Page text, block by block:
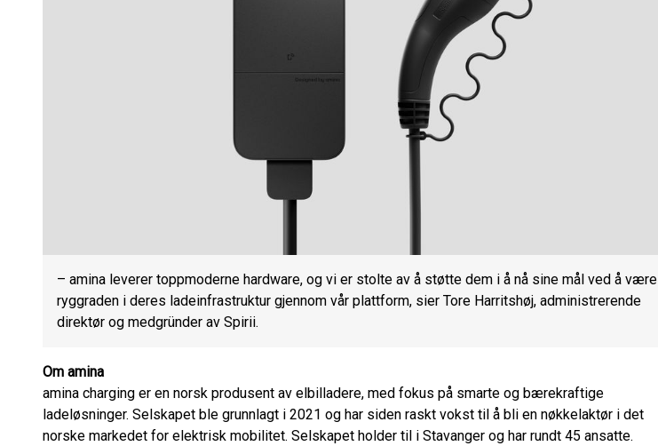
– amina leverer toppmoderne hardware, og vi er stolte av å støtte dem i å nå sine mål ved å være
ryggraden i deres ladeinfrastruktur gjennom vår plattform, sier Tore Harritshøj, administrerende
direktør og medgründer av Spirii.
Om amina
amina charging er en norsk produsent av elbilladere, med fokus på smarte og bærekraftige
ladeløsninger. Selskapet ble grunnlagt i 2021 og har siden raskt vokst til å bli en nøkkelaktør i det
norske markedet for elektrisk mobilitet. Selskapet holder til i Stavanger og har rundt 45 ansatte.